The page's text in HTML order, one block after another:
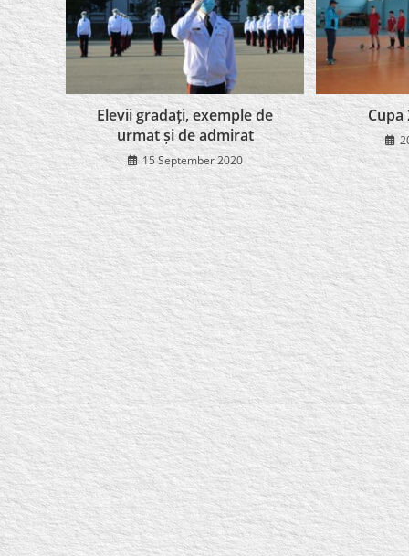
Elevii gradați, exemple de
urmat și de admirat
15 September 2020